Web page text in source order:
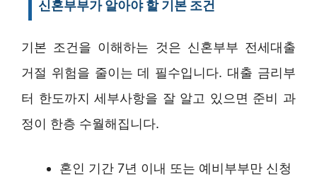
신혼부부가 알아야 할 기본 조건
기본 조건을 이해하는 것은 신혼부부 전세대출
거절 위험을 줄이는 데 필수입니다. 대출 금리부
터 한도까지 세부사항을 잘 알고 있으면 준비 과
정이 한층 수월해집니다.
혼인 기간 7년 이내 또는 예비부부만 신청